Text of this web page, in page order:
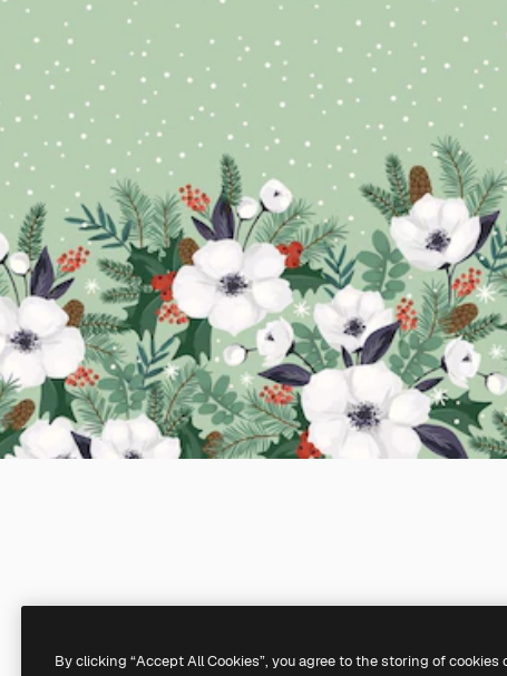
By clicking “Accept All Cookies”, you agree to the storing of